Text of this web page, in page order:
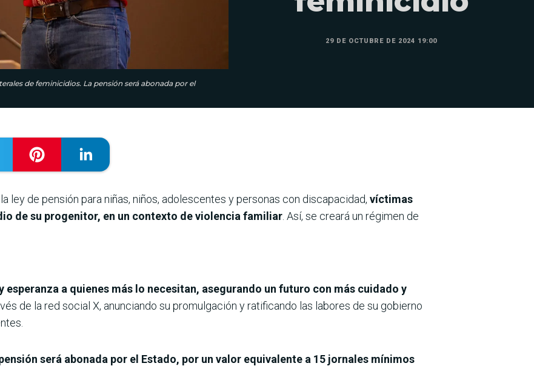
de feminicidios. La pensión será abonada por el
29 DE OCTUBRE DE 2024 19:00
ley de pensión para niñas, niños, adolescentes y personas con discapacidad, víctimas
de su progenitor, en un contexto de violencia familiar . Así, se creará un régimen de
esperanza a quienes más lo necesitan, asegurando un futuro con más cuidado y
de la red social X, anunciando su promulgación y ratificando las labores de su gobierno
será abonada por el Estado, por un valor equivalente a 15 jornales mínimos